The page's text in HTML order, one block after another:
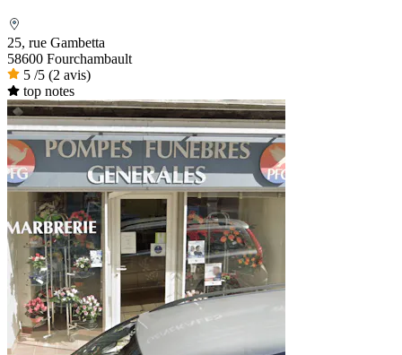
25, rue Gambetta
58600 Fourchambault
5 /5 (2 avis)
top notes